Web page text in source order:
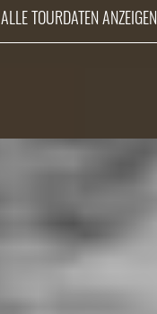
ALLE TOURDATEN ANZEIGEN